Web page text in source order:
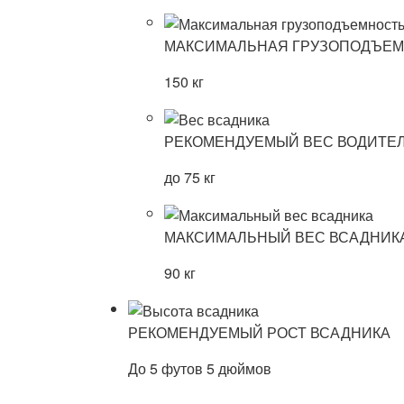
МАКСИМАЛЬНАЯ
150 кг
РЕКОМЕНДУЕМЫЙ ВЕС
до 75 кг
МАКСИМАЛЬНЫЙ ВЕС
90 кг
РЕКОМЕНДУЕМЫЙ РОСТ ВСАДНИКА
До 5 футов 5 дюймов